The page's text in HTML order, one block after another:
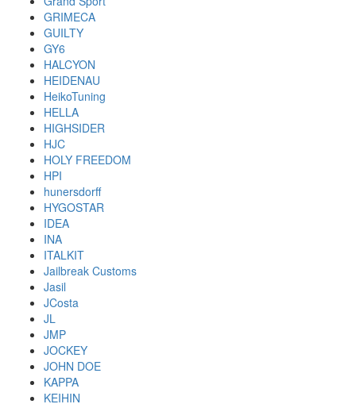
GRIMECA
GUILTY
GY6
HALCYON
HEIDENAU
HeikoTuning
HELLA
HIGHSIDER
HJC
HOLY FREEDOM
HPI
hunersdorff
HYGOSTAR
IDEA
INA
ITALKIT
Jailbreak Customs
Jasil
JCosta
JL
JMP
JOCKEY
JOHN DOE
KAPPA
KEIHIN